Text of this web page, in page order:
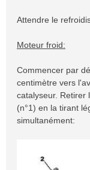
Attendre le
Moteur froid:
Commencer par
centimètre vers
catalyseur. Retirer
(n°1) en la tirant
simultanément: